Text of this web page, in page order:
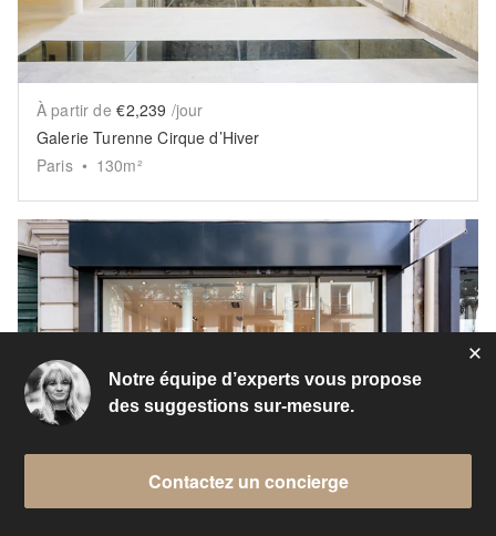
À partir de €2,239 /jour
Galerie Turenne Cirque d’Hiver
Paris • 130m²
Show previous slide
Notre équipe d’experts vous propose
des suggestions sur-mesure.
Contactez un concierge